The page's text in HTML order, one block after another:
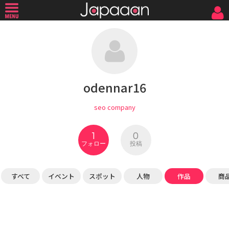
odennar16
seo company
1
フォロー
0
投稿
すべて イベント スポット 人物 作品 商